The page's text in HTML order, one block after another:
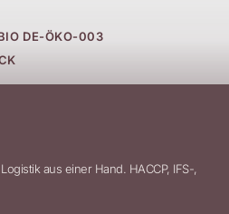
DE-ÖKO-003
aus einer Hand. HACCP, IFS-,